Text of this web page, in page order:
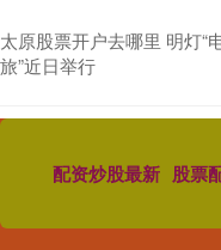
太原股票开户去哪里 明灯“
旅”近日举行
配资炒股最新 股票